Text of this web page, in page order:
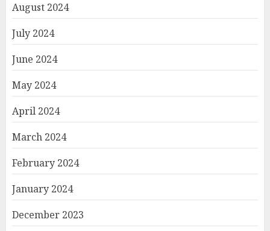
August 2024
July 2024
June 2024
May 2024
April 2024
March 2024
February 2024
January 2024
December 2023